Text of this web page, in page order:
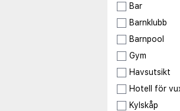
Bar
Barnklubb
Barnpool
Gym
Havsutsikt
Hotell för
Kylskåp